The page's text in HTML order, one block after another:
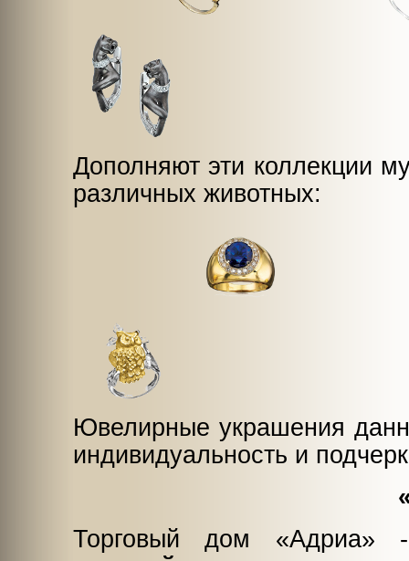
Дополняют эти коллекции
различных животных:
Ювелирные украшения
индивидуальность и
Торговый дом «Адриа» -